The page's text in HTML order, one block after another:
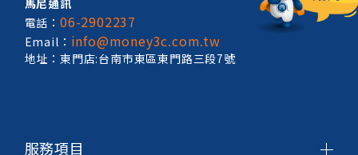
馬尼通訊
電話：06-2902237
Email： info@money3c.com.tw
地址：東門店:台南市東區東門路三段7號
服務項目